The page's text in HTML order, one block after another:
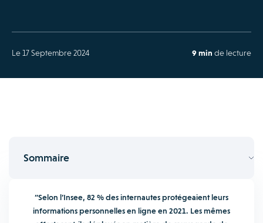
Le 17 Septembre 2024 9 min de lecture
Sommaire
“Selon l’Insee, 82 % des internautes protégeaient leurs
informations personnellesen ligne en 2021. Les mêmes